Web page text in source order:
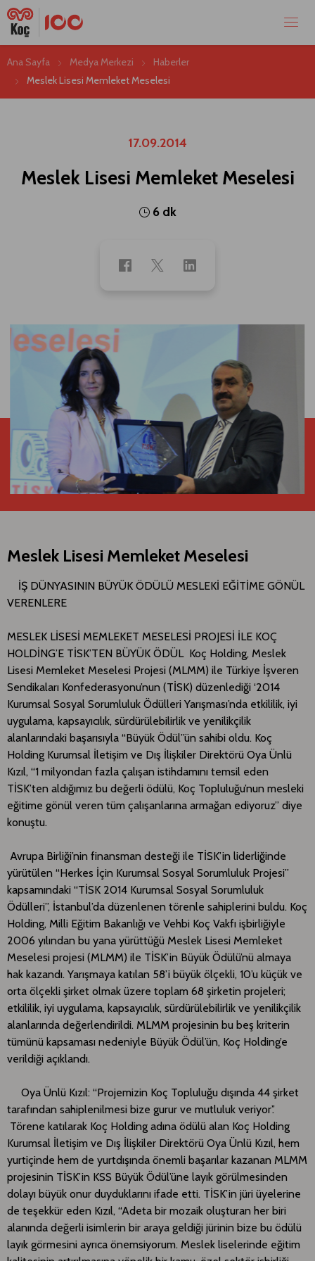
Ana Sayfa Medya Merkezi
Haberler
Meslek Lisesi Memleket Meselesi
17.09.2014
Meslek Lisesi Memleket Meselesi
6 dk
Meslek Lisesi Memleket Meselesi
İŞ DÜNYASININ BÜYÜK ÖDÜLÜ MESLEKİ EĞİTİME GÖNÜL
VERENLERE
MESLEK LİSESİ MEMLEKET MESELESİ PROJESİ İLE KOÇ
HOLDİNG’E TİSK’TEN BÜYÜK ÖDÜL Koç Holding, Meslek
Lisesi Memleket Meselesi Projesi (MLMM) ile Türkiye İşveren
Sendikaları Konfederasyonu’nun (TİSK) düzenlediği ‘2014
Kurumsal Sosyal Sorumluluk Ödülleri Yarışması’nda etkililik, iyi
uygulama, kapsayıcılık, sürdürülebilirlik ve yenilikçilik
alanlarındaki başarısıyla “Büyük Ödül”ün sahibi oldu. Koç
Holding Kurumsal İletişim ve Dış İlişkiler Direktörü Oya Ünlü
Kızıl, “1 milyondan fazla çalışan istihdamını temsil eden
TİSK’ten aldığımız bu değerli ödülü, Koç Topluluğu’nun mesleki
eğitime gönül veren tüm çalışanlarına armağan ediyoruz’’ diye
konuştu.
Avrupa Birliği’nin finansman desteği ile TİSK’in liderliğinde
yürütülen “Herkes İçin Kurumsal Sosyal Sorumluluk Projesi”
kapsamındaki “TİSK 2014 Kurumsal Sosyal Sorumluluk
Ödülleri”, İstanbul’da düzenlenen törenle sahiplerini buldu. Koç
Holding, Milli Eğitim Bakanlığı ve Vehbi Koç Vakfı işbirliğiyle
2006 yılından bu yana yürüttüğü Meslek Lisesi Memleket
Meselesi projesi (MLMM) ile TİSK’in Büyük Ödülü’nü almaya
hak kazandı. Yarışmaya katılan 58’i büyük ölçekli, 10’u küçük ve
orta ölçekli şirket olmak üzere toplam 68 şirketin projeleri;
etkililik, iyi uygulama, kapsayıcılık, sürdürülebilirlik ve yenilikçilik
alanlarında değerlendirildi. MLMM projesinin bu beş kriterin
tümünü kapsaması nedeniyle Büyük Ödül’ün, Koç Holding’e
verildiği açıklandı.
Oya Ünlü Kızıl: ‘‘Projemizin Koç Topluluğu dışında 44 şirket
tarafından sahiplenilmesi bize gurur ve mutluluk veriyor’.’
Törene katılarak Koç Holding adına ödülü alan Koç Holding
Kurumsal İletişim ve Dış İlişkiler Direktörü Oya Ünlü Kızıl, hem
yurtiçinde hem de yurtdışında önemli başarılar kazanan MLMM
projesinin TİSK’in KSS Büyük Ödül’üne layık görülmesinden
dolayı büyük onur duyduklarını ifade etti. TİSK’in jüri üyelerine
de teşekkür eden Kızıl, “Adeta bir mozaik oluşturan her biri
alanında değerli isimlerin bir araya geldiği jürinin bize bu ödülü
layık görmesini ayrıca önemsiyorum. Meslek liselerinde eğitim